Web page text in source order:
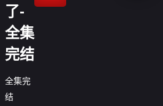
了-
全集
完结
全集完
结